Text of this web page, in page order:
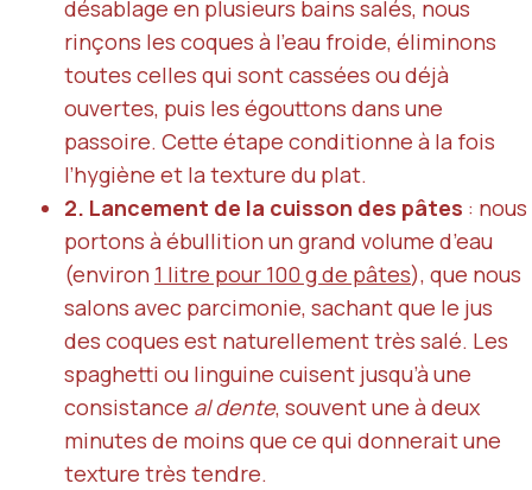
désablage en plusieurs bains salés, nous
rinçons les coques à l’eau froide, éliminons
toutes celles qui sont cassées ou déjà
ouvertes, puis les égouttons dans une
passoire. Cette étape conditionne à la fois
l’hygiène et la texture du plat.
2. Lancement de la cuisson des pâtes : nous
portons à ébullition un grand volume d’eau
(environ 1 litre pour 100 g de pâtes), que nous
salons avec parcimonie, sachant que le jus
des coques est naturellement très salé. Les
spaghetti ou linguine cuisent jusqu’à une
consistance al dente, souvent une à deux
minutes de moins que ce qui donnerait une
texture très tendre.